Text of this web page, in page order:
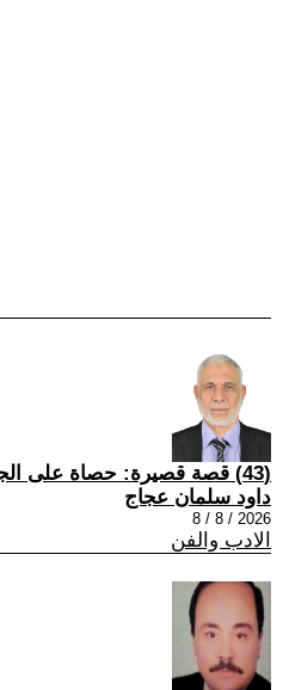
(43) قصة قصيرة: حصاة على الجبين
داود سلمان عجاج
2026 / 8 / 8
الادب والفن